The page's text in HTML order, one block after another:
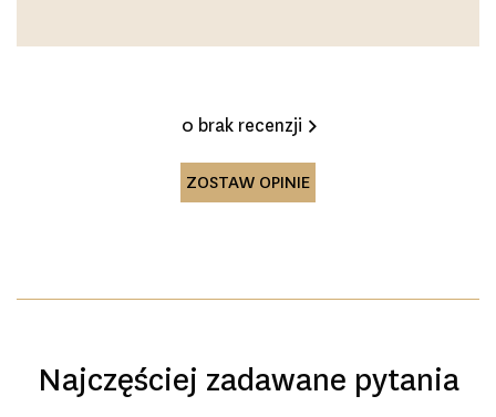
0 brak recenzji
ZOSTAW OPINIE
Najczęściej zadawane pytania